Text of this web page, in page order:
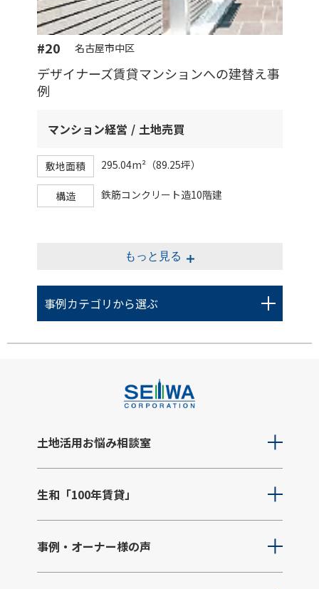
#20 名古屋市中区
デザイナーズ賃貸マンションへの建替え事
例
マンション経営 土地売買
敷地面積 295.04m²（89.25坪）
構造 鉄筋コンクリート造10階建
もっと見る
事例カテゴリから選ぶ
土地活用お悩み相談室
生和「100年賃貸」
事例・オーナー様の声